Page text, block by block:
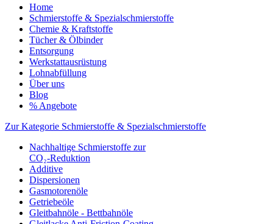
Home
Schmierstoffe & Spezialschmierstoffe
Chemie & Kraftstoffe
Tücher & Ölbinder
Entsorgung
Werkstattausrüstung
Lohnabfüllung
Über uns
Blog
% Angebote
Zur Kategorie Schmierstoffe & Spezialschmierstoffe
Nachhaltige Schmierstoffe zur
CO₂-Reduktion
Additive
Dispersionen
Gasmotorenöle
Getriebeöle
Gleitbahnöle - Bettbahnöle